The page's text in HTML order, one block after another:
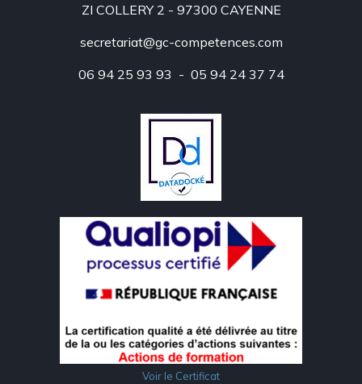
ZI COLLERY 2 - 97300 CAYENNE
secretariat@gc-competences.com
06 94 25 93 93 - 05 94 24 37 74
Voir le Certificat